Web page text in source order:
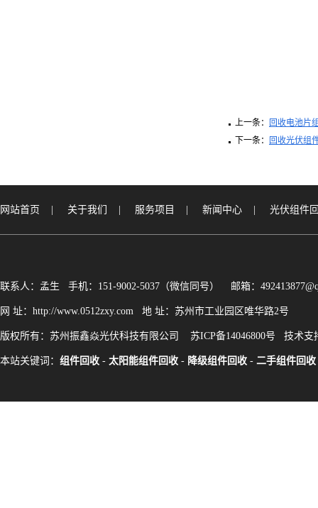
上一条：
回收电池片
下一条：
回收光伏组
网站首页 关于我们 服务项目 新闻中心 光伏组件
联系人：孟生 手机：151-9002-5037（微信同号） 邮箱：
网 址：http://www.0512zxy.com 地 址：苏州市工业园区唯华路2号
版权所有：苏州振鑫焱光伏科技有限公司 苏ICP备14046800号 技术支
本站关键词： 组件回收 - 太阳能组件回收 - 降级组件回收 - 二手组件回收